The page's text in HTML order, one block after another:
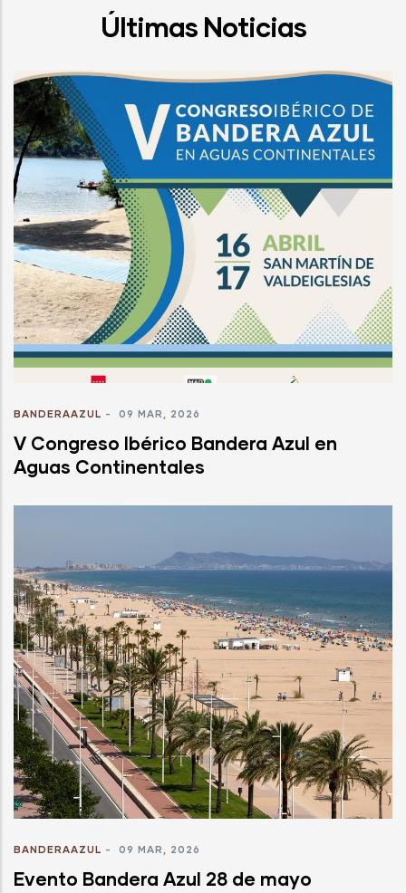
Últimas Noticias
BANDERAAZUL - 09 MAR, 2026
V Congreso Ibérico Bandera Azul en
Aguas Continentales
BANDERAAZUL - 09 MAR, 2026
Evento Bandera Azul 28 de mayo